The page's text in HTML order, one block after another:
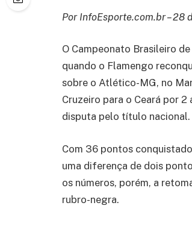
Por InfoEsporte.com.br – 28
O Campeonato Brasileiro
quando o Flamengo
sobre o Atlético-MG, no
Cruzeiro para o Ceará por
disputa pelo título nacional.
Com 36 pontos
uma diferença de dois
os números, porém, a
rubro-negra.